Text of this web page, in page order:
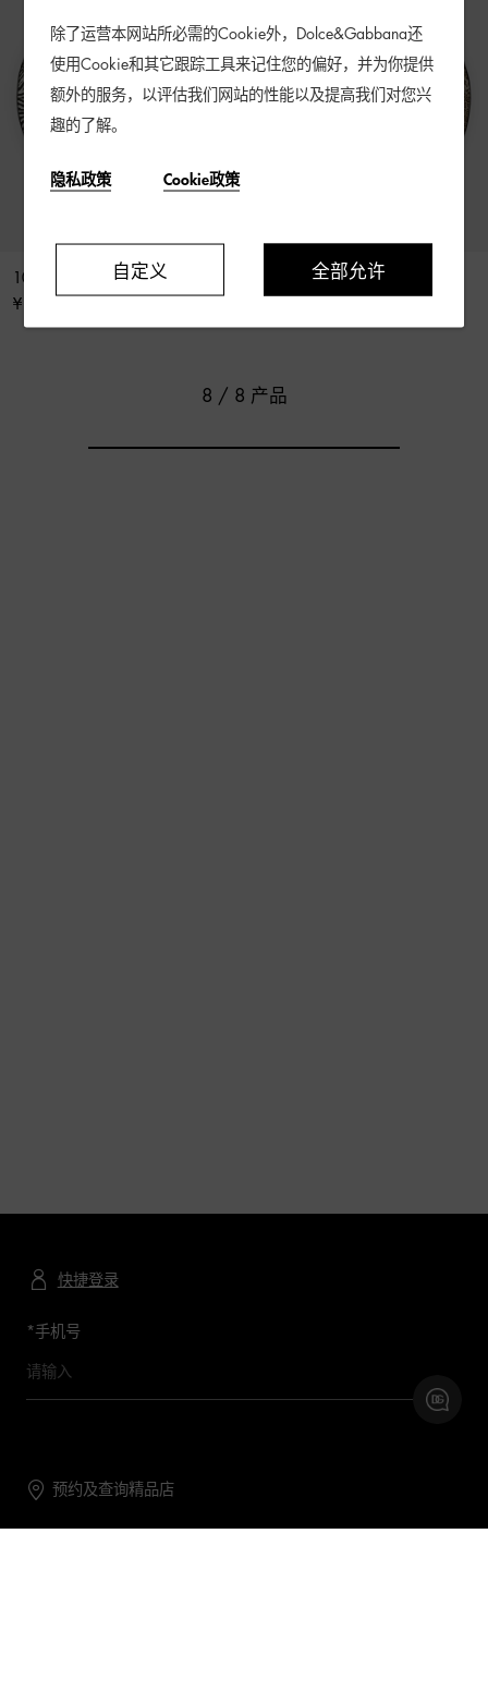
10 人亚麻桌布
¥ 12,500
10 人亚麻桌布
8 / 8 产品
快捷登录
*手机号
预约及查询精品店
除了运营本网站所必需的Cookie外，Dolce&Gabbana还
使用Cookie和其它跟踪工具来记住您的偏好，并为你提供
额外的服务，以评估我们网站的性能以及提高我们对您兴
趣的了解。
隐私政策 Cookie政策
自定义 全部允许